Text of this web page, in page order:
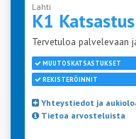
Lahti
K1
Tervetuloa palvelevaan
MUUTOSKATSASTUKSET
REKISTERÖINNIT
Yhteystiedot ja
Tietoa arvosteluista